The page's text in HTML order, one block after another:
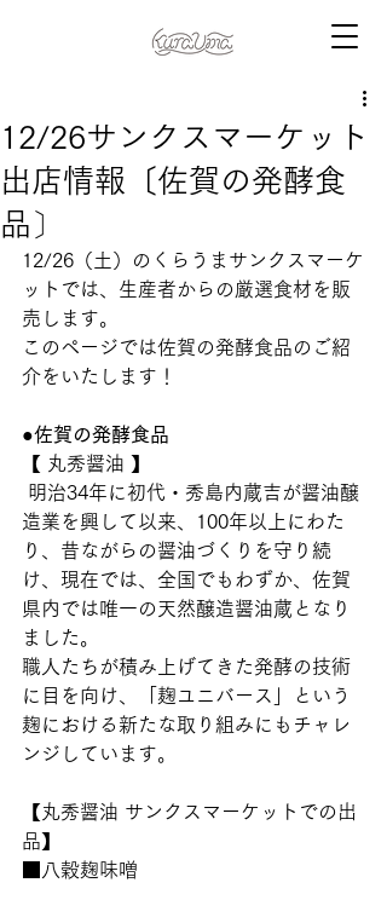
12/26サンクスマーケット
出店情報〔佐賀の発酵食
品〕
12/26（土）のくらうまサンクスマーケ
ットでは、生産者からの厳選食材を販
売します。
このページでは佐賀の発酵食品のご紹
介をいたします！
●佐賀の発酵食品
【 丸秀醤油 】
造業を興して以来、100年以上にわた
り、昔ながらの醤油づくりを守り続
け、現在では、全国でもわずか、佐賀
県内では唯一の天然醸造醤油蔵となり
ました。
職人たちが積み上げてきた発酵の技術
に目を向け、「麹ユニバース」という
麹における新たな取り組みにもチャレ
ンジしています。
【丸秀醤油 サンクスマーケットでの出
品】
■八穀麹味噌